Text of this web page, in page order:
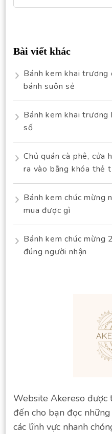
for:
Bài viết khác
Bánh kem khai
bánh suôn sẻ
Bánh kem khai trương
số
Chủ quán cà phê, cửa
ra vào bằng khóa thẻ
Bánh kem chúc
mua được gì
Bánh kem chúc mừng
đúng người nhận
Website Akereso được
đến cho bạn đọc
các lĩnh vực nhanh